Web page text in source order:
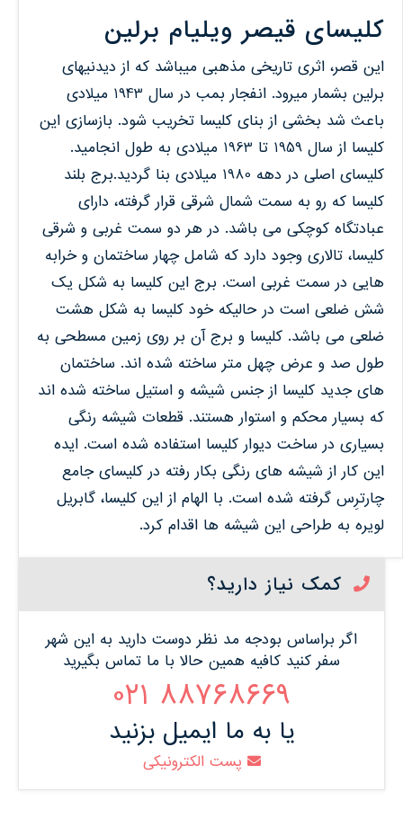
کلیسای قیصر ویلیام برلین
این قصر، اثری تاریخی مذهبی میباشد که از دیدنیهای
برلین بشمار میرود. انفجار بمب در سال 1943 میلادی
باعث شد بخشی از بنای کلیسا تخریب شود. بازسازی این
کلیسا از سال 1959 تا 1963 میلادی به طول انجامید.
کلیسای اصلی در دهه 1980 میلادی بنا گردید.برج بلند
کلیسا که رو به سمت شمال شرقی قرار گرفته، دارای
عبادتگاه کوچکی می باشد. در هر دو سمت غربی و شرقی
کلیسا، تالاری وجود دارد که شامل چهار ساختمان و خرابه
هایی در سمت غربی است. برج این کلیسا به شکل یک
شش ضلعی است در حالیکه خود کلیسا به شکل هشت
ضلعی می باشد. کلیسا و برج آن بر روی زمین مسطحی به
طول صد و عرض چهل متر ساخته شده اند. ساختمان
های جدید کلیسا از جنس شیشه و استیل ساخته شده اند
که بسیار محکم و استوار هستند. قطعات شیشه رنگی
بسیاری در ساخت دیوار کلیسا استفاده شده است. ایده
این کار از شیشه های رنگی بکار رفته در کلیسای جامع
چارترِس گرفته شده است. با الهام از این کلیسا، گابریل
لویره به طراحی این شیشه ها اقدام کرد.
کمک نیاز دارید؟
اگر براساس بودجه مد نظر دوست دارید به این شهر
سفر کنید کافیه همین حالا با ما تماس بگیرید
88768669 021
یا به ما ایمیل بزنید
پست الکترونیکی